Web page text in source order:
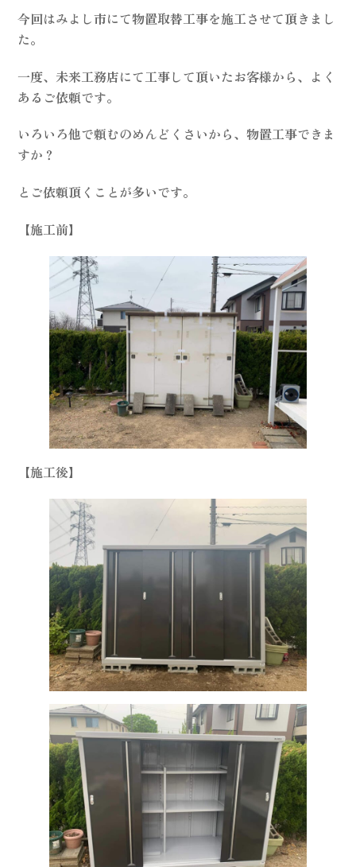
今回はみよし市にて物置取替工事を施工させて頂きまし
た。
一度、未来工務店にて工事して頂いたお客様から、よく
あるご依頼です。
いろいろ他で頼むのめんどくさいから、物置工事できま
すか？
とご依頼頂くことが多いです。
【施工前】
【施工後】